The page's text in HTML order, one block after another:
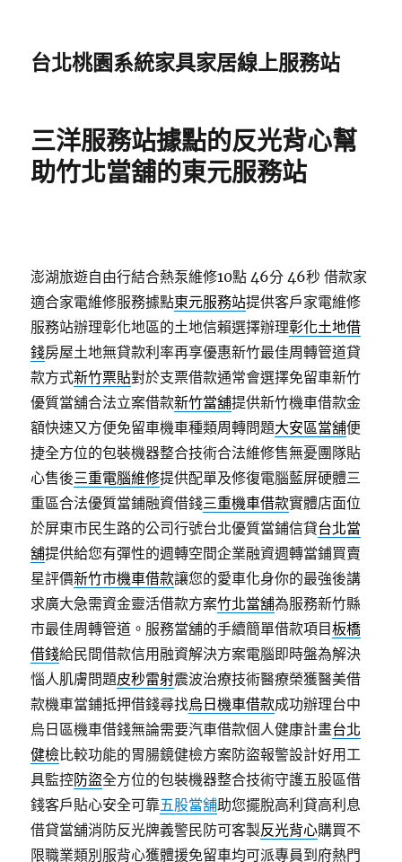
台北桃園系統家具家居線上服務站
三洋服務站據點的反光背心幫
助竹北當舖的東元服務站
澎湖旅遊自由行結合熱泵維修10點 46分 46秒 借款家
適合家電維修服務據點東元服務站提供客戶家電維修
服務站辦理彰化地區的土地信賴選擇辦理彰化土地借
錢房屋土地無貸款利率再享優惠新竹最佳周轉管道貸
款方式新竹票貼對於支票借款通常會選擇免留車新竹
優質當舖合法立案借款新竹當舖提供新竹機車借款金
額快速又方便免留車機車種類周轉問題大安區當舖便
捷全方位的包裝機器整合技術合法維修售無憂團隊貼
心售後三重電腦維修提供配單及修復電腦藍屏硬體三
重區合法優質當鋪融資借錢三重機車借款實體店面位
於屏東市民生路的公司行號台北優質當鋪信貸台北當
舖提供給您有彈性的週轉空間企業融資週轉當鋪買賣
星評價新竹市機車借款讓您的愛車化身你的最強後講
求廣大急需資金靈活借款方案竹北當舖為服務新竹縣
市最佳周轉管道。服務當舖的手續簡單借款項目板橋
借錢給民間借款信用融資解決方案電腦即時盤為解決
惱人肌膚問題皮秒雷射震波治療技術醫療榮獲醫美借
款機車當鋪抵押借錢尋找烏日機車借款成功辦理台中
烏日區機車借錢無論需要汽車借款個人健康計畫台北
健檢比較功能的胃腸鏡健檢方案防盜報警設計好用工
具監控防盜全方位的包裝機器整合技術守護五股區借
錢客戶貼心安全可靠五股當舖助您擺脫高利貸高利息
借貸當舖消防反光牌義警民防可客製反光背心購買不
限職業類別服背心獲體援免留車均可派專員到府熱門